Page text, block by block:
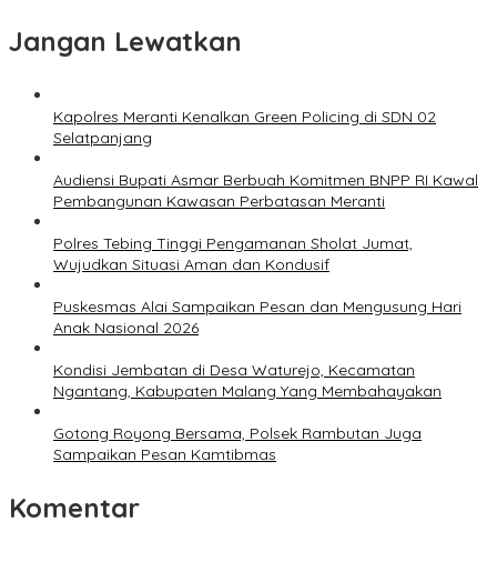
Jangan Lewatkan
Kapolres Meranti Kenalkan Green Policing di SDN 02
Selatpanjang
Audiensi Bupati Asmar Berbuah Komitmen BNPP RI Kawal
Pembangunan Kawasan Perbatasan Meranti
Polres Tebing Tinggi Pengamanan Sholat Jumat,
Wujudkan Situasi Aman dan Kondusif
Puskesmas Alai Sampaikan Pesan dan Mengusung Hari
Anak Nasional 2026
Kondisi Jembatan di Desa Waturejo, Kecamatan
Ngantang, Kabupaten Malang Yang Membahayakan
Gotong Royong Bersama, Polsek Rambutan Juga
Sampaikan Pesan Kamtibmas
Komentar